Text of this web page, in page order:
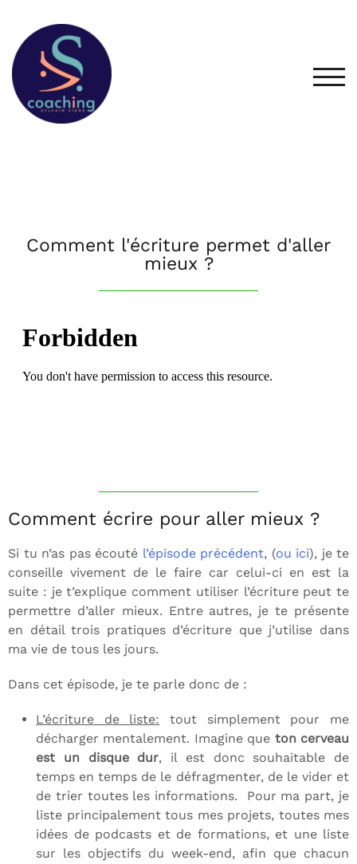
Comment l'écriture permet d'aller
mieux ?
Comment écrire pour aller mieux ?
Si tu n’as pas écouté l’épisode précédent, (ou ici), je te
conseille vivement de le faire car celui-ci en est la
suite : je t’explique comment utiliser l’écriture peut te
permettre d’aller mieux. Entre autres, je te présente
en détail trois pratiques d’écriture que j’utilise dans
ma vie de tous les jours.
Dans cet épisode, je te parle donc de :
L’écriture de liste: tout simplement pour me
décharger mentalement. Imagine que ton cerveau
est un disque dur, il est donc souhaitable de
temps en temps de le défragmenter, de le vider et
de trier toutes les informations. Pour ma part, je
liste principalement tous mes projets, toutes mes
idées de podcasts et de formations, et une liste
sur les objectifs du week-end, afin que chacun